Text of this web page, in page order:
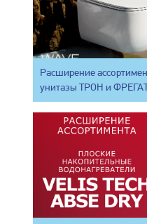
Расширение
унитазы ТРОН и